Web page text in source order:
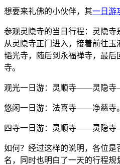
想要来礼佛的小伙伴，其一日游
参观灵隐寺的当日行程：灵隐寺
从灵隐寺正门进入，接着前往
韬光寺，随后到永福禅寺，最
寺。
观光一日游：灵顺寺——灵隐寺
悠闲一日游：法喜寺——净慈寺。
四寺一日游：灵顺寺——灵隐
如何？经过这样的说明，各位
名，同时也明白了一天的行程规